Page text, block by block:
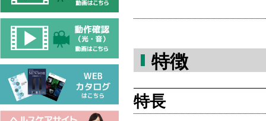
特徴
特長